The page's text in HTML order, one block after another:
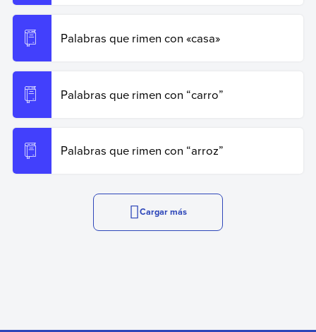
Palabras que rimen con «casa»
Palabras que rimen con “carro”
Palabras que rimen con “arroz”
Cargar más